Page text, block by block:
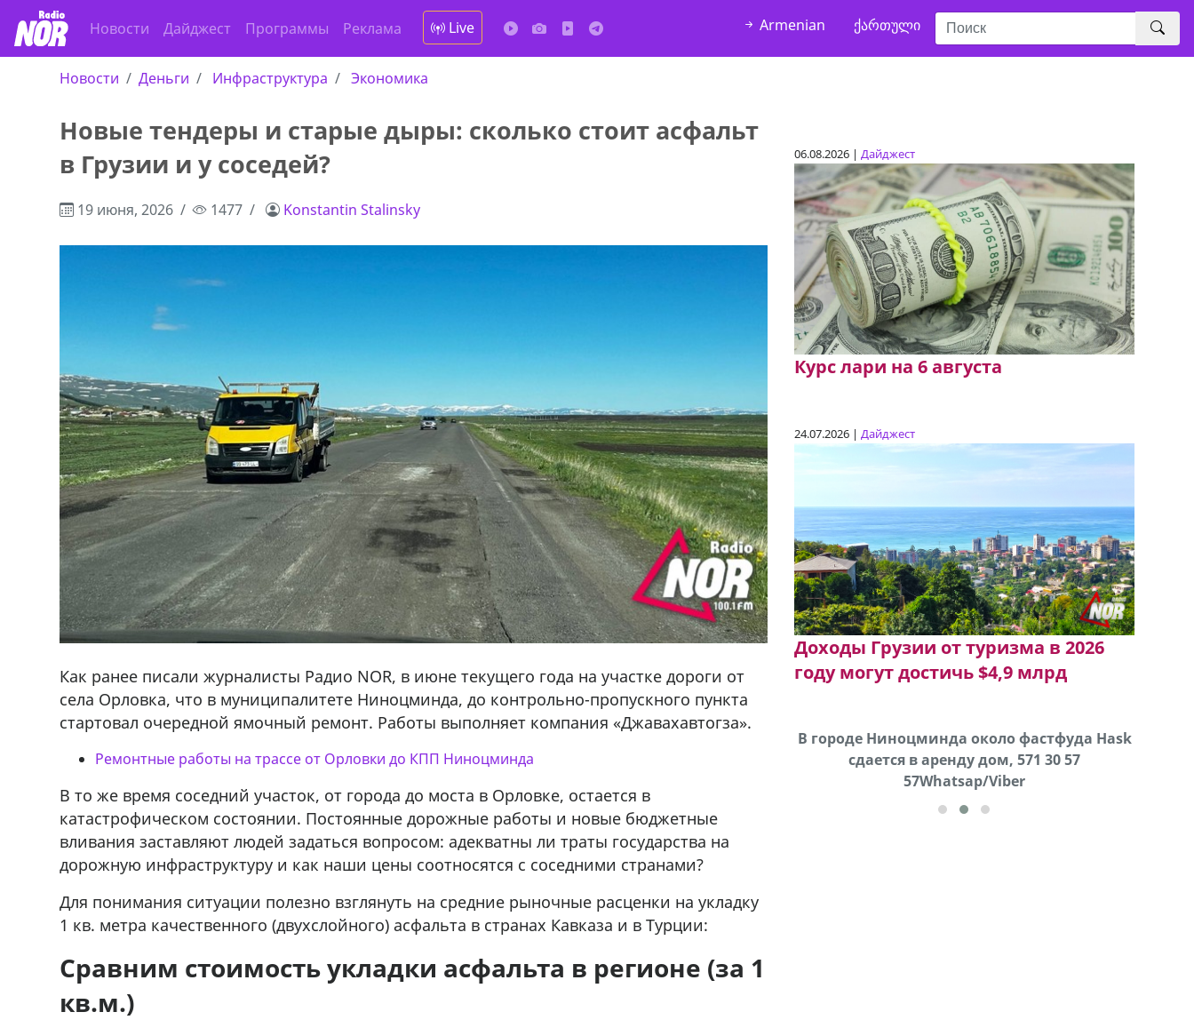
Новости Дайджест Программы Реклама Live Armenian ქართული
Новости Деньги Инфраструктура Экономика
Новые тендеры и старые дыры: сколько стоит асфальт
в Грузии и у соседей?
19 июня, 2026 1477 Konstantin Stalinsky
Как ранее писали журналисты Радио NOR, в июне текущего года на участке дороги от
села Орловка, что в муниципалитете Ниноцминда, до контрольно-пропускного пункта
стартовал очередной ямочный ремонт. Работы выполняет компания «Джавахавтогза».
Ремонтные работы на трассе от Орловки до КПП Ниноцминда
В то же время соседний участок, от города до моста в Орловке, остается в
катастрофическом состоянии. Постоянные дорожные работы и новые бюджетные
вливания заставляют людей задаться вопросом: адекватны ли траты государства на
дорожную инфраструктуру и как наши цены соотносятся с соседними странами?
Для понимания ситуации полезно взглянуть на средние рыночные расценки на укладку
1 кв. метра качественного (двухслойного) асфальта в странах Кавказа и в Турции:
Сравним стоимость укладки асфальта в регионе (за 1
кв.м.)
06.08.2026 | Дайджест
Курс лари на 6 августа
24.07.2026 | Дайджест
Доходы Грузии от туризма в 2026
году могут достичь $4,9 млрд
30 57
Продается соль оптом и в розницу в
мешках, 500 22 47 42
В городе Ниноцминда около фастфуда Hask
cдается в аренду дом, 571 30 57
57Whatsap/Viber
Продается машина марки Prado,571 30 57
57Whatsap/Viber